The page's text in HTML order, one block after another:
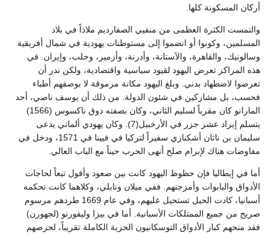
أركان المسكونة كلها.
والتمست الكثرة العظمى من منفيي الصفارديم ملاذاً في بلاد
المسلمين، وكونوا أو انضموا إلى مستوطنات يهودية في شمال أفريقية
وسالونيك، والقاهرة، والآستانة، وأدرنة، وأزمير، وحلب، وإيران. في
هذه المراكز تعرض اليهود لقيود سياسية واقتصادية، ولكن ندر أن
تعرضوا لاضطهاد بدني. وبلغ اليهود مكانة مرموقة لا بوصفهم أطباء
فحسب، بل مشاركين في شئون الدولة. من ذلك أن يوسف ناصي، أحد
المارانو كان مقرباً لسليم الثاني، وكان بصفته دوق ناكسوس (1566)
يتسلم إيراد عشر جزر في الأرخبيل(7). وكان يهودي ألماني يدعى
سليمان بن ناثان أشكنازي سفيراً لتركيا في فيينا في 1571، ودخل في
مفاوضات هناك لإبرام صلح أنهى الحرب حيناً مع الباب العالي.
أما في إيطاليا فإن حظوظ اليهود كانت بين صعود وأفول تبعاً لحاجات
الأدواق والبابوات وأمزجتهم. ففي ميلان ونابلي، وكلاهما كانت تحكمه
أسبانيا، كادت الحيل تستحيل عليهم، وفي عام 1669 طردهم مرسوم
صريح من جميع الممتلكات الأسبانية. أما في بيزا وليفورنو (لجهورن)
فقد منحهم كبار الأدواق التوسكانيون الحرية الكاملة تقريباً، لحرصهم